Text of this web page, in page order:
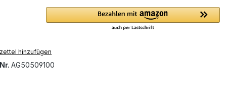
hinzufügen
AG50509100